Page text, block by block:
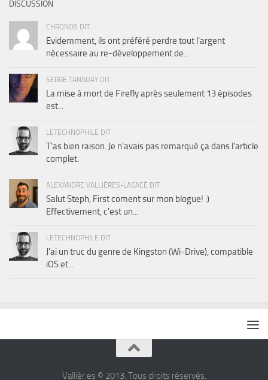
DISCUSSION
CHRONOS DIT
Evidemment, ils ont préféré perdre tout l'argent
nécessaire au re-développement de...
SERGE TANGUAY DIT
La mise à mort de Firefly après seulement 13 épisodes
est...
LETECHNOPHILE DIT
T'as bien raison. Je n'avais pas remarqué ça dans l'article
complet.
ALEXANDRE VALLIÈRES-LAGACÉ DIT
Salut Steph, First coment sur mon blogue! :)
Effectivement, c'est un...
LETECHNOPHILE DIT
J'ai un truc du genre de Kingston (Wi-Drive), compatible
iOS et...
Vallièr.es © 2013. Tous droits réservés.